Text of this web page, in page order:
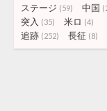
ステージ (59) 中国
突入 (35) 米ロ (4)
追跡 (252) 長征 (8)